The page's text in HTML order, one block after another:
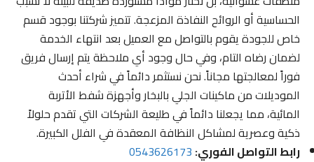
الحساسية أو الروائح النفاذة المزعجة. تتميز شركتنا بوجود قسم
خاص للجودة يقوم بالتواصل مع العميل بعد انتهاء الخدمة
لضمان رضاه التام، وفي حال وجود أي ملاحظة يتم إرسال فريق
فوراً لمعالجتها مجاناً. نحن نستثمر دائماً في شراء أحدث
الموديلات من ماكينات الجلي بالبخار وأجهزة شفط الأتربة
المائية، مما يجعلنا دائماً في طليعة الشركات التي تقدم حلولاً
ذكية وعصرية لمشاكل النظافة المعقدة في الفلل الكبيرة.
رابط التواصل الفوري:0543626173